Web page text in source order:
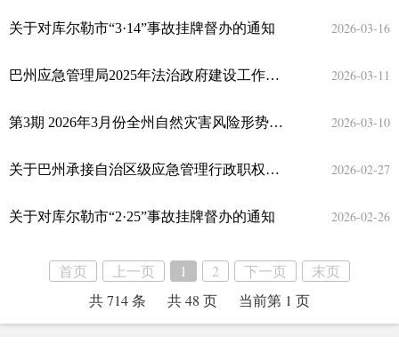
关于对库尔勒市“3·14”事故挂牌督办的通知 2026-03-16
巴州应急管理局2025年法治政府建设工作年度报告 2026-03-11
第3期 2026年3月份全州自然灾害风险形势分析报告 2026-03-10
关于巴州承接自治区级应急管理行政职权事项的公告 2026-02-27
关于对库尔勒市“2·25”事故挂牌督办的通知 2026-02-26
首页 上一页 1 2 下一页
末页
共 714 条
共 48 页 当前第 1 页